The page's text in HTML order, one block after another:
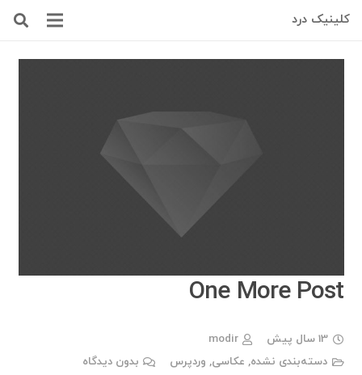
کلینیک درد
One More Post
13 سال پیش
modir
دسته‌بندی نشده, عکاسی, وردپرس بدون دیدگاه